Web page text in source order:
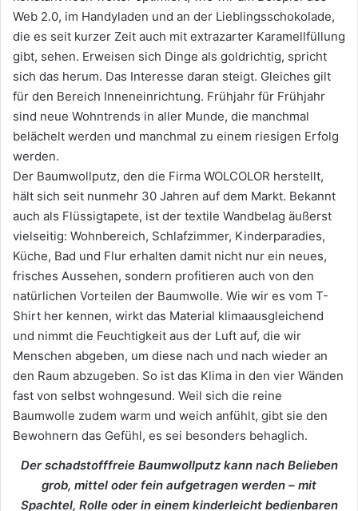
Web 2.0, im Handyladen und an der Lieblingsschokolade,
die es seit kurzer Zeit auch mit extrazarter Karamellfüllung
gibt, sehen. Erweisen sich Dinge als goldrichtig, spricht
sich das herum. Das Interesse daran steigt. Gleiches gilt
für den Bereich Inneneinrichtung. Frühjahr für Frühjahr
sind neue Wohntrends in aller Munde, die manchmal
belächelt werden und manchmal zu einem riesigen Erfolg
werden.
Der Baumwollputz, den die Firma WOLCOLOR herstellt,
hält sich seit nunmehr 30 Jahren auf dem Markt. Bekannt
auch als Flüssigtapete, ist der textile Wandbelag äußerst
vielseitig: Wohnbereich, Schlafzimmer, Kinderparadies,
Küche, Bad und Flur erhalten damit nicht nur ein neues,
frisches Aussehen, sondern profitieren auch von den
natürlichen Vorteilen der Baumwolle. Wie wir es vom T-
Shirt her kennen, wirkt das Material klimaausgleichend
und nimmt die Feuchtigkeit aus der Luft auf, die wir
Menschen abgeben, um diese nach und nach wieder an
den Raum abzugeben. So ist das Klima in den vier Wänden
fast von selbst wohngesund. Weil sich die reine
Baumwolle zudem warm und weich anfühlt, gibt sie den
Bewohnern das Gefühl, es sei besonders behaglich.
Der schadstofffreie Baumwollputz kann nach Belieben
grob, mittel oder fein aufgetragen werden – mit
Spachtel, Rolle oder in einem kinderleicht bedienbaren